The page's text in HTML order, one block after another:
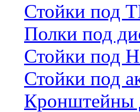
Стойки под
Полки под
Стойки под
Стойки под
Кронштейны